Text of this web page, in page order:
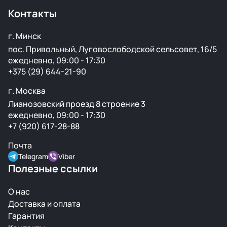
Контакты
г. Минск
пос. Привольный, Луговослободской сельсовет, 16/5
ежедневно, 09:00 - 17:30
+375 (29) 644-21-90
г. Москва
Лианозовский проезд 8 строение 3
ежедневно, 09:00 - 17:30
+7 (920) 617-28-88
Почта
Telegram Viber
Полезные ссылки
О нас
Доставка и оплата
Гарантия